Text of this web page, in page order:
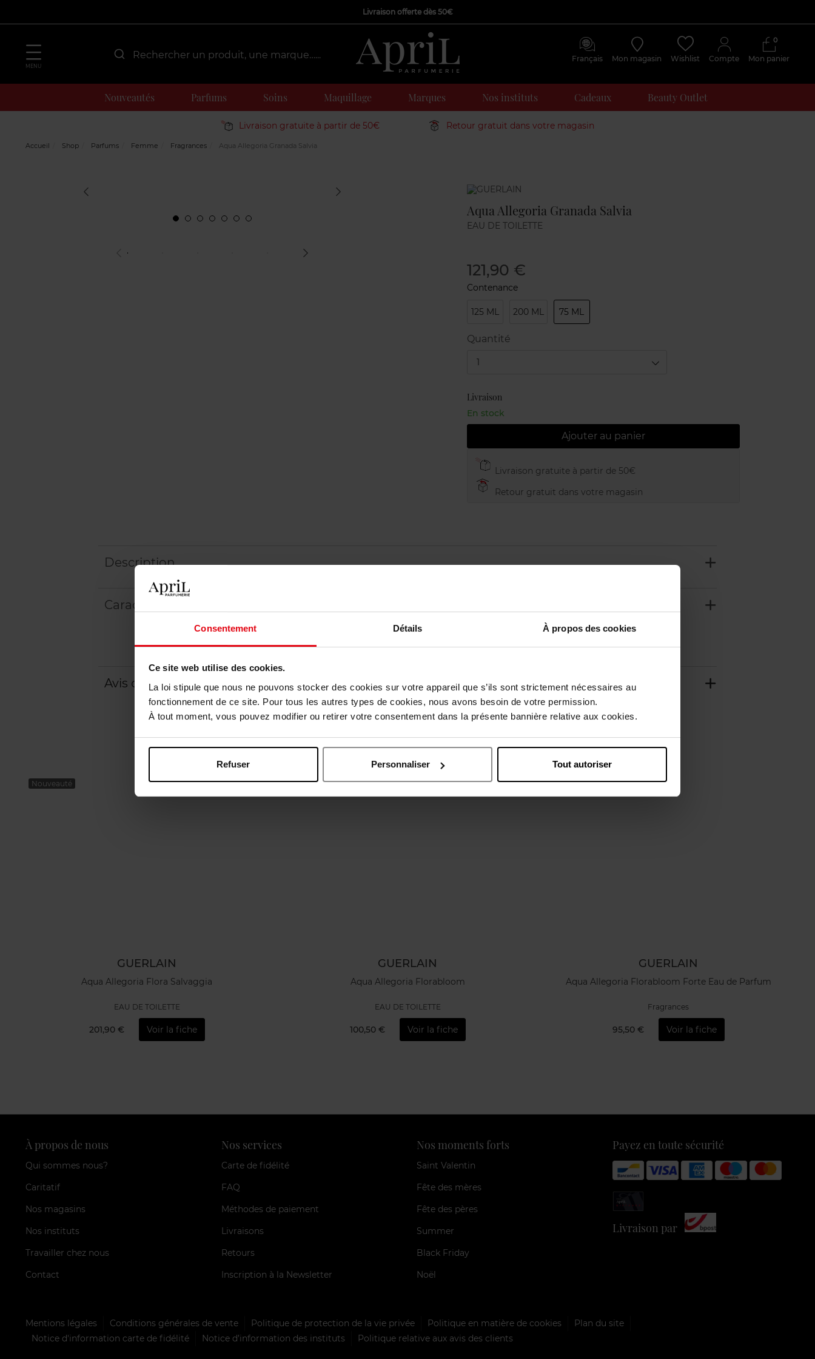
Consentement Détails À propos des cookies
Ce site web utilise des cookies.
La loi stipule que nous ne pouvons stocker des cookies sur votre appareil que s’ils sont strictement nécessaires au
fonctionnement de ce site. Pour tous les autres types de cookies, nous avons besoin de votre permission.
À tout moment, vous pouvez modifier ou retirer votre consentement dans la présente bannière relative aux cookies.
Refuser Personnaliser Tout autoriser
Livraison offerte dès 50€
MENU
Français Mon magasin Wishlist Compte Mon panier
0
Nouveautés Parfums Soins Maquillage Marques Nos instituts Cadeaux Beauty Outlet
Livraison gratuite à partir de 50€ Retour gratuit dans votre magasin
Accueil Shop Parfums Femme Fragrances Aqua Allegoria Granada Salvia
Marque
clients
Aqua Allegoria Granada Salvia
EAU DE TOILETTE
121,90 €
Contenance
125 ML 200 ML 75 ML
Quantité
1
Livraison
En stock
Ajouter au panier
Livraison gratuite à partir de 50€
Retour gratuit dans votre magasin
Description
Caractéristiques
Avis client Politique relative aux avis des clients
Oublié quelque chose ?
Nouveauté
GUERLAIN
Aqua Allegoria Flora Salvaggia
EAU DE TOILETTE
201,90 € Voir la fiche
GUERLAIN
Aqua Allegoria Florabloom
EAU DE TOILETTE
100,50 € Voir la fiche
GUERLAIN
Aqua Allegoria Florabloom Forte Eau de Parfum
Fragrances
95,50 € Voir la fiche
À propos de nous
Qui sommes nous?
Caritatif
Nos magasins
Nos instituts
Travailler chez nous
Contact
Nos services
Carte de fidélité
FAQ
Méthodes de paiement
Livraisons
Retours
Inscription à la Newsletter
Nos moments forts
Saint Valentin
Fête des mères
Fête des pères
Summer
Black Friday
Noël
Payez en toute sécurité
Livraison par
Mentions légales Conditions générales de vente Politique de protection de la vie privée Politique en matière de cookies
Plan du site
Notice d'information carte de fidélité
Notice d’information des instituts Politique relative aux avis des clients